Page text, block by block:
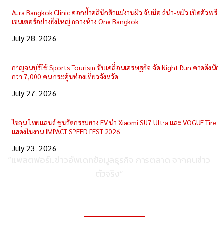
Aura Bangkok Clinic ตอกย้ำคลินิกตัวแม่งานผิว จับมือ ลีน่า-หมิว เปิดตัวพรี
เซนเตอร์อย่างยิ่งใหญ่ กลางห้าง One Bangkok
July 28, 2026
กาญจนบุรีใช้ Sports Tourism ขับเคลื่อนเศรษฐกิจ จัด Night Run คาดดึงนั
กว่า 7,000 คน กระตุ้นท่องเที่ยวจังหวัด
July 27, 2026
ไซลุน ไทยแลนด์ ชูนวัตกรรมยาง EV นำ Xiaomi SU7 Ultra และ VOGUE
แสดงในงาน IMPACT SPEED FEST 2026
July 23, 2026